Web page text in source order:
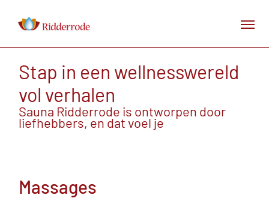
Stap in een wellnesswereld
vol verhalen
Sauna Ridderrode is ontworpen door
liefhebbers, en dat voel je
Massages